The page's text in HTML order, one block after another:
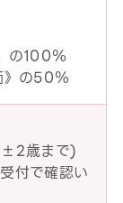
の100％
》の50％
±2歳まで)
付で確認い